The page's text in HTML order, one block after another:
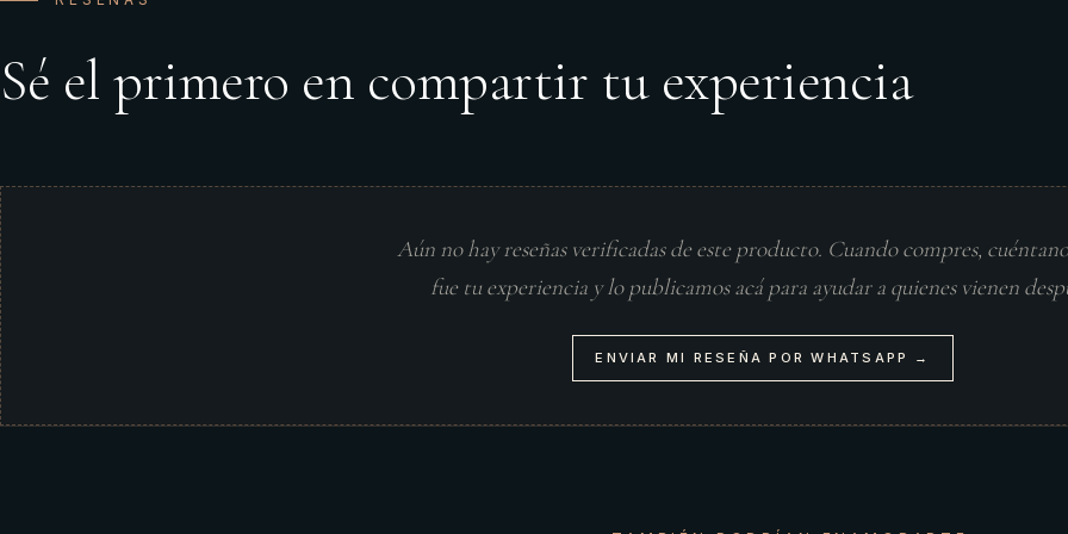
Sé el primero en compartir tu experiencia
Aún no hay reseñas verificadas de este producto. Cuando compres,
fue tu experiencia y lo publicamos acá para ayudar a quienes vienen
ENVIAR MI RESEÑA POR WHATSAPP →